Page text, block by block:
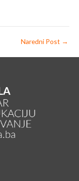
Naredni Post →